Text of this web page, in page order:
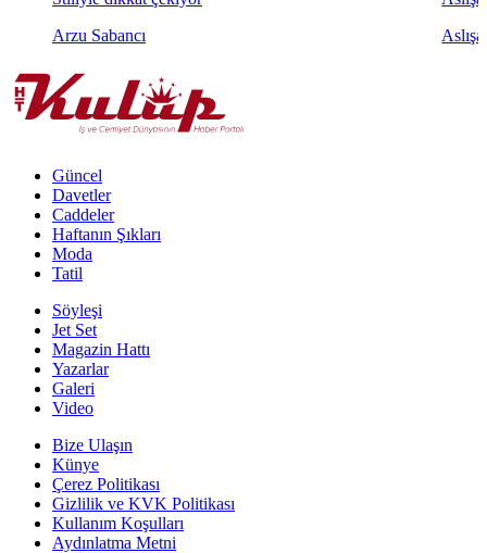
Arzu Sabancı
Güncel
Davetler
Caddeler
Haftanın Şıkları
Moda
Tatil
Söyleşi
Jet Set
Magazin Hattı
Yazarlar
Galeri
Video
Bize Ulaşın
Künye
Çerez Politikası
Gizlilik ve KVK Politikası
Kullanım Koşulları
Aydınlatma Metni